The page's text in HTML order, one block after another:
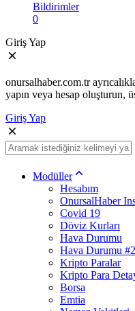
Bildirimler
0
Giriş Yap
onursalhaber.com.tr
yapın veya hesap oluşturun,
Giriş Yap
Modüller
Hesabım
OnursalHaber
Covid 19
Döviz Kurları
Hava Durumu
Hava Durumu #2
Kripto Paralar
Kripto Para
Borsa
Emtia